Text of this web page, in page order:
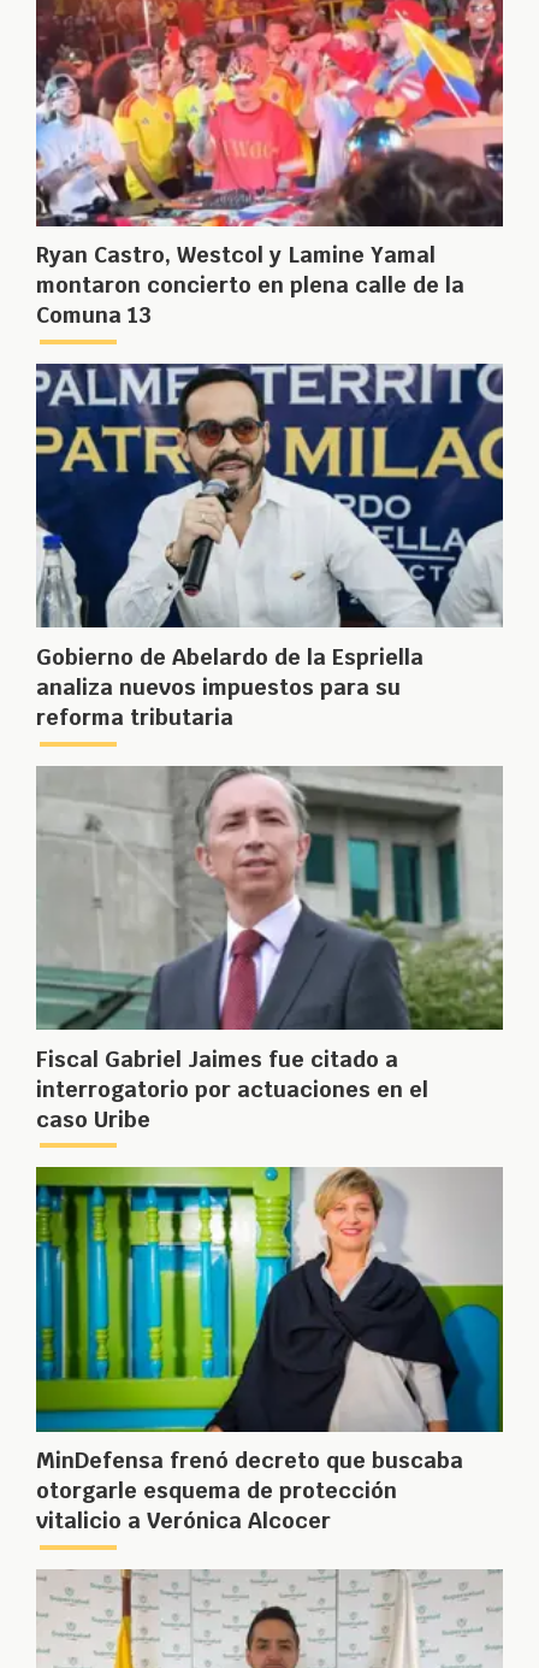
Ryan Castro, Westcol y Lamine Yamal
montaron concierto en plena calle de la
Comuna 13
Gobierno de Abelardo de la Espriella
analiza nuevos impuestos para su
reforma tributaria
Fiscal Gabriel Jaimes fue citado a
interrogatorio por actuaciones en el
caso Uribe
MinDefensa frenó decreto que buscaba
otorgarle esquema de protección
vitalicio a Verónica Alcocer